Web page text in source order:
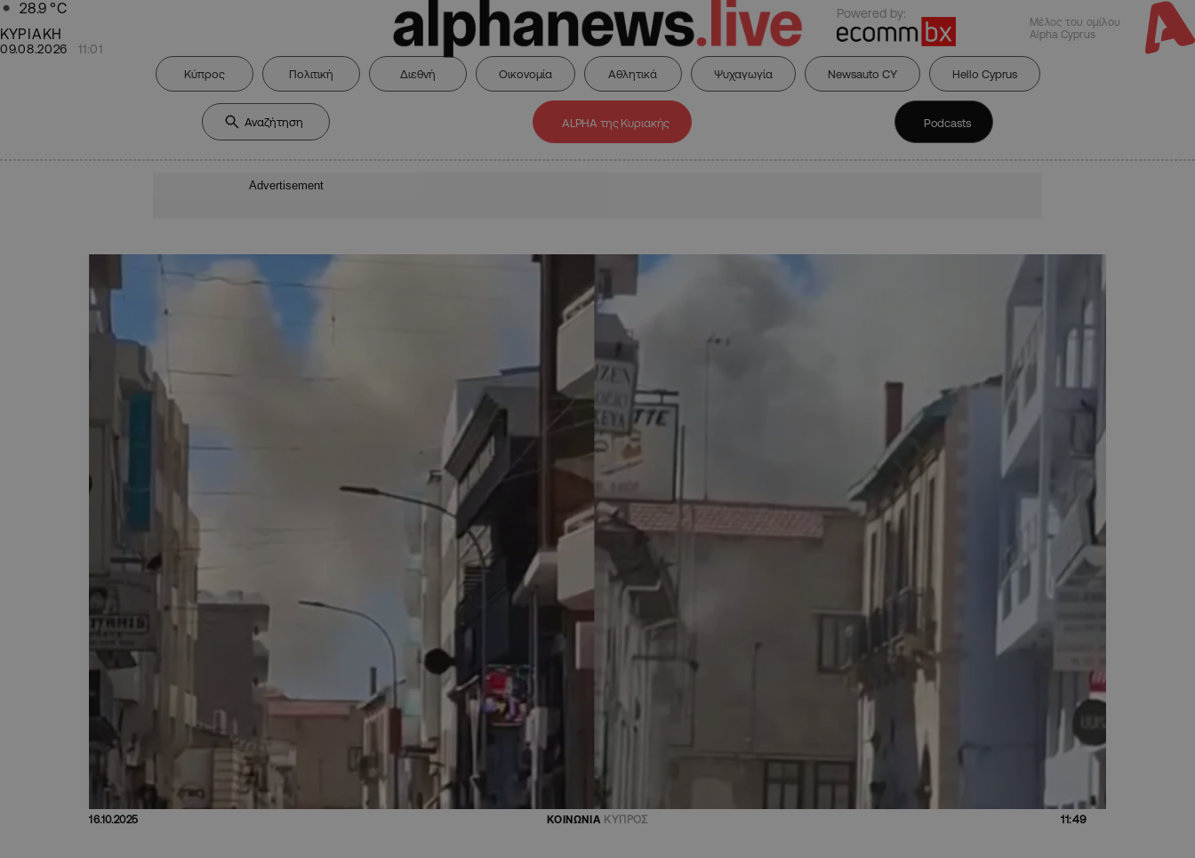
28.9 °C
ΚΥΡΙΑΚΗ
09.08.2026 11:01
Powered by:
Μέλος του ομίλου
Alpha Cyprus
Κύπρος Πολιτική Διεθνή Οικονομία Αθλητικά Ψυχαγωγία Newsauto CY Hello Cyprus
ALPHA της Κυριακής Podcasts
Advertisement
16.10.2025 ΚΟΙΝΩΝΙΑ ΚΥΠΡΟΣ 11:49